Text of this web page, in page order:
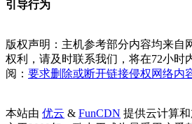
引导行为
版权声明：主机参考部分内容均来自
权利，请及时联系我们，将在72小时
阅： 要求删除或断开链接侵权网络内
本站由 优云 & FunCDN 提供云计算